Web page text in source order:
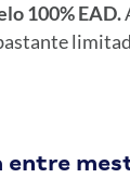
100% EAD.
entre